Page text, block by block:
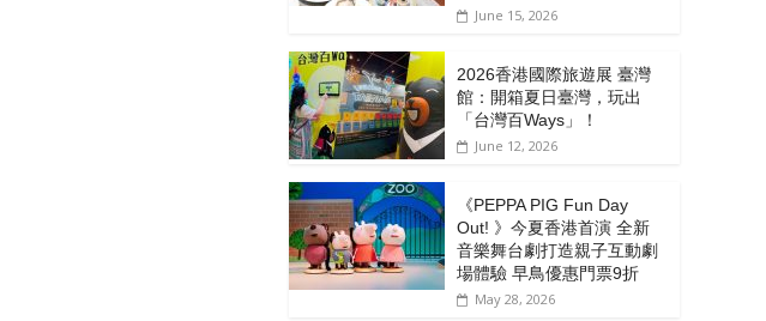
June 15, 2026
2026香港國際旅遊展 臺灣
館：開箱夏日臺灣，玩出
「台灣百Ways」！
June 12, 2026
《PEPPA PIG Fun Day
Out! 》今夏香港首演 全新
音樂舞台劇打造親子互動劇
場體驗 早鳥優惠門票9折
May 28, 2026